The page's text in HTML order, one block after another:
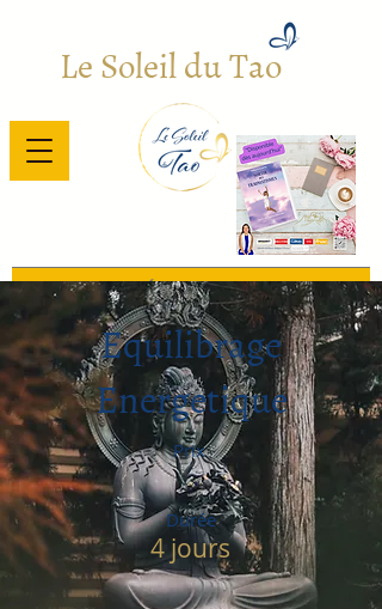
Le Soleil du Tao
Bienvenue / Énergétique 1 (Title)
Equilibrage
Energetique
Prix
Durée
4 jours